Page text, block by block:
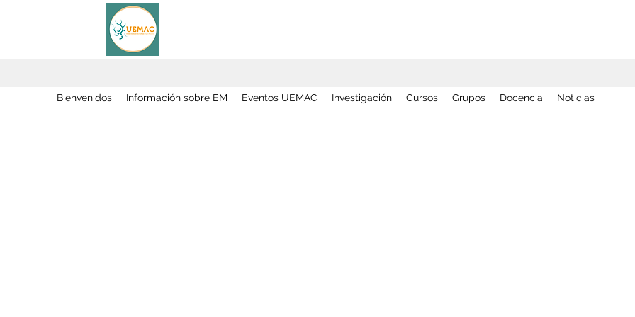
Bienvenidos Información sobre EM Eventos UEMAC Investigación Cursos Grupos Docencia Noticias